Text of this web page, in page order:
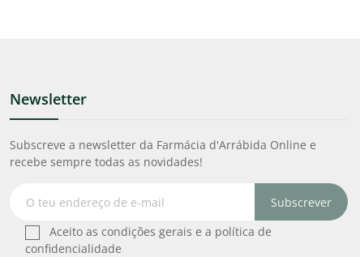
Newsletter
Subscreve a newsletter da Farmácia d'Arrábida Online e
recebe sempre todas as novidades!
Subscrever
Aceito as condições gerais e a política de
confidencialidade